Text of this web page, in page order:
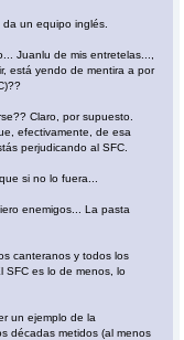
un equipo inglés.
Juanlu de mis entretelas...,
está yendo de mentira a por
Claro, por supuesto.
efectivamente, de esa
perjudicando al SFC.
si no lo fuera...
enemigos... La pasta
canteranos y todos los
SFC es lo de menos, lo
un ejemplo de la
décadas metidos (al menos